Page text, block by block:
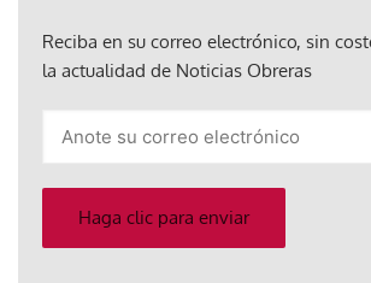
Reciba en su correo electrónico, sin
la actualidad de Noticias Obreras
electrónico
Haga clic para enviar